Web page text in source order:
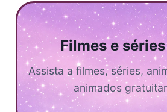
Filmes e
Assista a filmes, séries,
animados